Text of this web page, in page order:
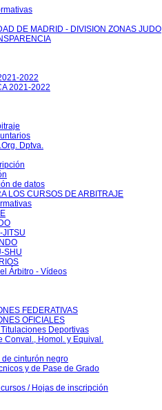
DE MADRID - DIVISION ZONAS JUDO
2022
2021-2022
Dptva.
de datos
LOS CURSOS DE ARBITRAJE
JITSU
SHU
Árbitro - Vídeos
FEDERATIVAS
OFICIALES
Deportivas
Conval., Homol. y Equival.
de cinturón negro
y de Pase de Grado
/ Hojas de inscripción